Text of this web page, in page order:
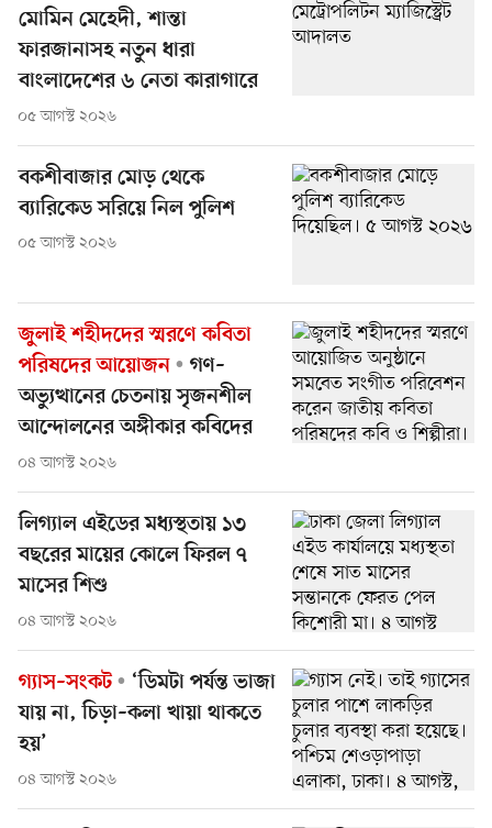
মোমিন মেহেদী, শান্তা
ফারজানাসহ নতুন ধারা
বাংলাদেশের ৬ নেতা কারাগারে
০৫ আগস্ট ২০২৬
বকশীবাজার মোড় থেকে
ব্যারিকেড সরিয়ে নিল পুলিশ
০৫ আগস্ট ২০২৬
জুলাই শহীদদের স্মরণে কবিতা
পরিষদের আয়োজন
গণ–
অভ্যুত্থানের চেতনায় সৃজনশীল
আন্দোলনের অঙ্গীকার কবিদের
০৪ আগস্ট ২০২৬
লিগ্যাল এইডের মধ্যস্থতায় ১৩
বছরের মায়ের কোলে ফিরল ৭
মাসের শিশু
০৪ আগস্ট ২০২৬
গ্যাস–সংকট
‘ডিমটা পর্যন্ত ভাজা
যায় না, চিড়া–কলা খায়া থাকতে
হয়’
০৪ আগস্ট ২০২৬